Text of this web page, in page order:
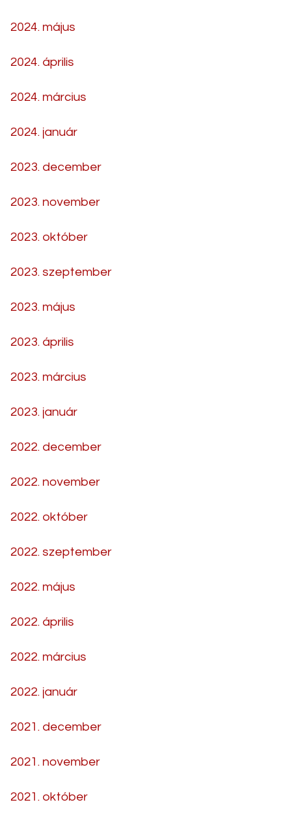
2024. május
2024. április
2024. március
2024. január
2023. december
2023. november
2023. október
2023. szeptember
2023. május
2023. április
2023. március
2023. január
2022. december
2022. november
2022. október
2022. szeptember
2022. május
2022. április
2022. március
2022. január
2021. december
2021. november
2021. október